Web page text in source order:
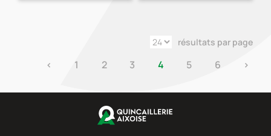
résultats par page
‹ 1 2 3 4 5 6 ›